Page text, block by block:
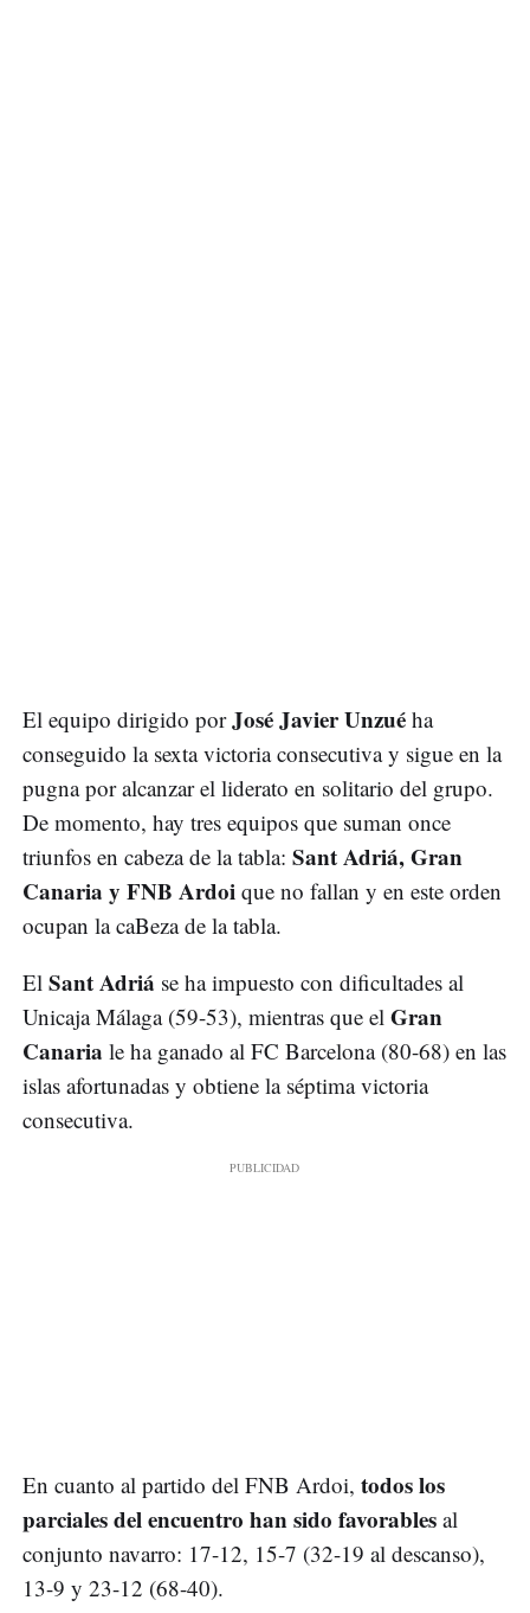
El equipo dirigido porJosé Javier Unzué ha
conseguido la sexta victoria consecutiva y sigue en la
pugna por alcanzar el liderato en solitario del grupo.
De momento, hay tres equipos que suman once
triunfos en cabeza de la tabla: Sant Adriá, Gran
Canaria y FNB Ardoi que no fallan y en este orden
ocupan la caBeza de la tabla.
El Sant Adriá se ha impuesto con dificultades al
Unicaja Málaga (59-53), mientras que el Gran
Canaria le ha ganado al FC Barcelona (80-68) en las
islas afortunadas y obtiene la séptima victoria
consecutiva.
En cuanto al partido del FNB Ardoi, todos los
parciales del encuentro han sido favorables al
conjunto navarro: 17-12, 15-7 (32-19 al descanso),
13-9 y 23-12 (68-40).